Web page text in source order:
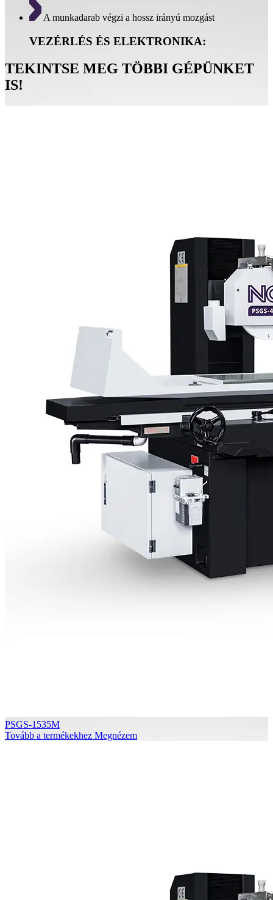
A munkadarab végzi a hossz irányú mozgást
VEZÉRLÉS ÉS ELEKTRONIKA:
TEKINTSE MEG TÖBBI GÉPÜNKET
IS!
PSGS-1535M
Tovább a termékekhez Megnézem